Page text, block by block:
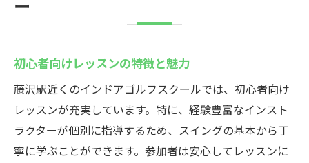
初心者向けレッスンの特徴と魅力
藤沢駅近くのインドアゴルフスクールでは、初心者向け
レッスンが充実しています。特に、経験豊富なインスト
ラクターが個別に指導するため、スイングの基本から丁
寧に学ぶことができます。参加者は安心してレッスンに